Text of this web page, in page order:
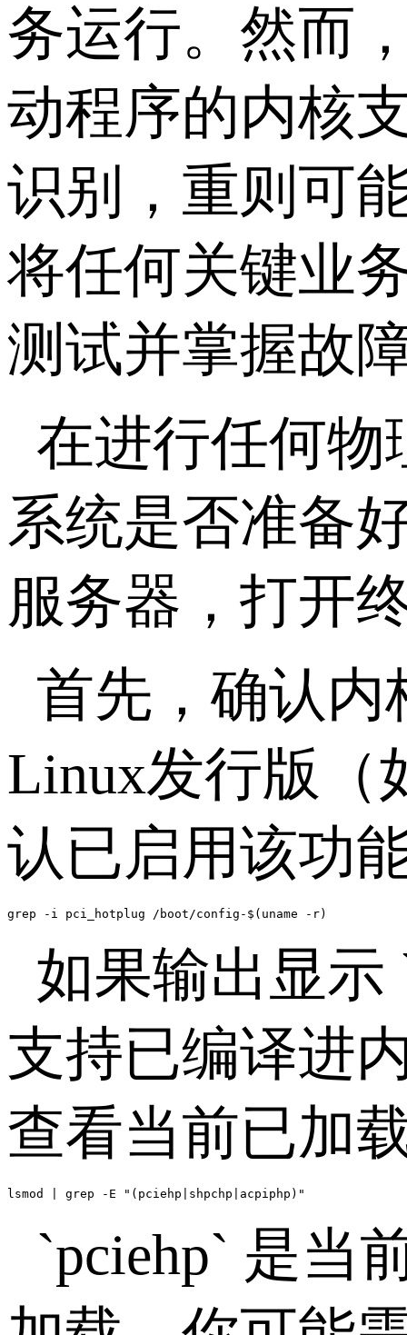
务运行。然而
动程序的内核
识别，重则可
将任何关键业
测试并掌握故
在进行任何物
系统是否准备
服务器，打开
首先，确认内
Linux发行版（
认已启用该功
grep -i pci_hotplug /boot/config-$(uname -r)
如果输出显示
支持已编译进
查看当前已加
lsmod | grep -E "(pciehp|shpchp|acpiphp)"
`pciehp` 是当